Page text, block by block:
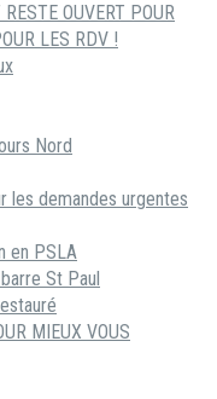
OUVERT POUR
LES RDV !
Nord
les demandes urgentes
en PSLA
St Paul
MIEUX VOUS